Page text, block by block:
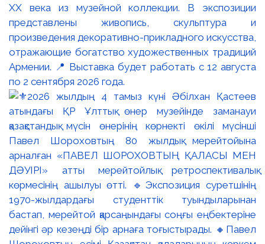
XX века из музейной коллекции. В экспозиции
представлены живопись, скульптура и
произведения декоративно-прикладного искусства,
отражающие богатство художественных традиций
Армении. 📍 Выставка будет работать с 12 августа
по 2 сентября 2026 года.